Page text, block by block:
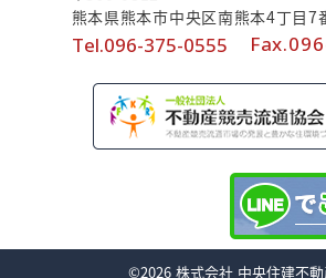
熊本県熊本市中央区南熊本4丁目7
Tel.096-375-0555
©2026 株式会社 中央住建不